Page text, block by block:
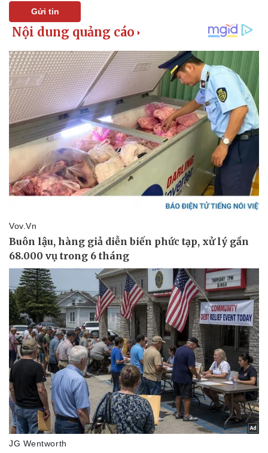
Vụ án
Tin nóng
Tư vấn luật
Vũ khí
Việt Nam
Phân tích
Gửi tin